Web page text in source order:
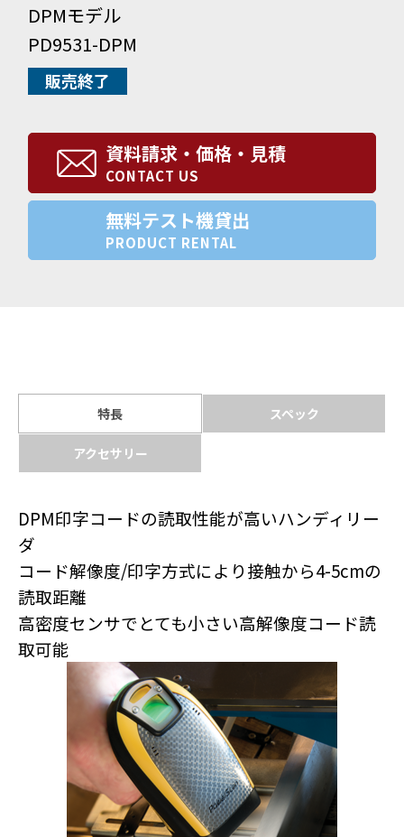
DPMモデル
PD9531-DPM
資料請求・価格・見積
CONTACT US
無料テスト機貸出
PRODUCT RENTAL
特長 スペック
アクセサリー
DPM印字コードの読取性能が高いハンディリー
ダ
コード解像度/印字方式により接触から4-5cmの
読取距離
高密度センサでとても小さい高解像度コード読
取可能